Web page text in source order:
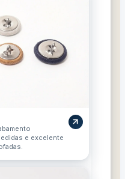
e excelente